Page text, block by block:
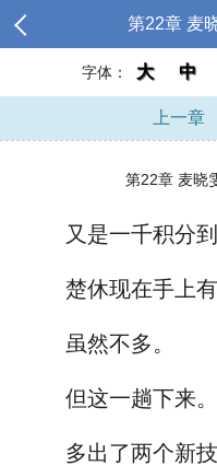
第22章 麦
字体： 大 中
上一章
第22章 麦晓
又是一千积分到
楚休现在手上
虽然不多。
但这一趟下来。
多出了两个新技